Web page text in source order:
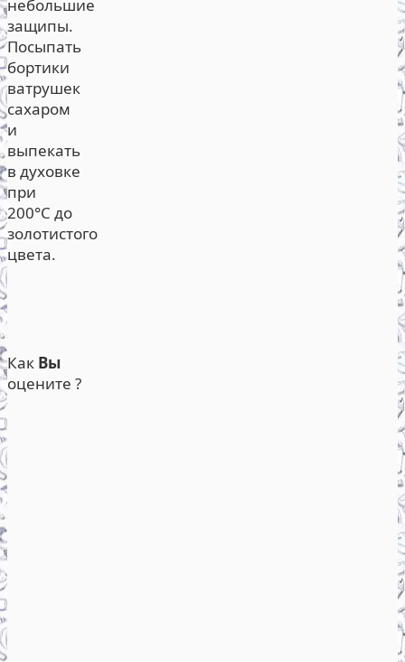
небольшие
защипы.
Посыпать
бортики
ватрушек
сахаром
и
выпекать
в духовке
при
200°С до
золотистого
цвета.
Как Вы
оцените ?